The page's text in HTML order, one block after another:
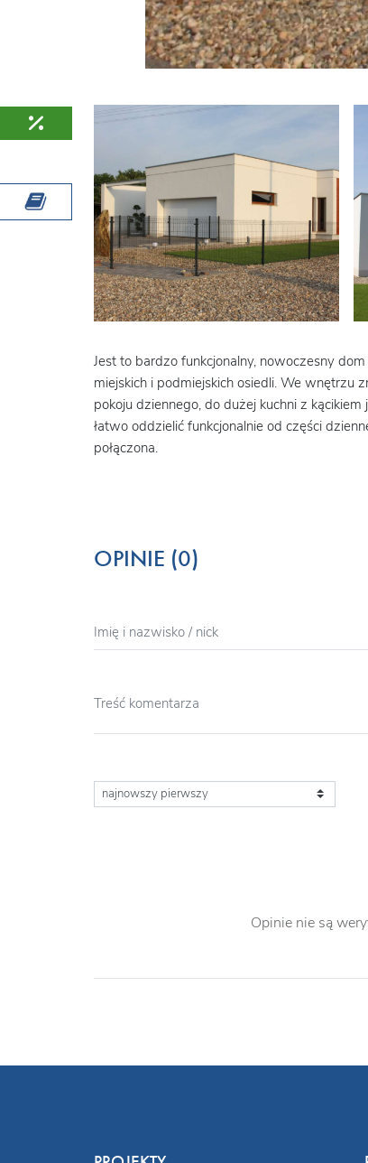
Jest to bardzo funkcjonalny, nowoczesny
miejskich i podmiejskich osiedli. We wnętrzu
pokoju dziennego, do dużej kuchni z
łatwo oddzielić funkcjonalnie od części
połączona.
OPINIE (0)
Opinie nie są